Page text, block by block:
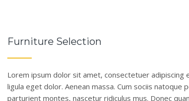
Furniture Selection
Lorem ipsum dolor sit amet, consectetuer adipiscing
ligula eget dolor. Aenean massa. Cum sociis natoque
parturient montes, nascetur ridiculus mus. Donec